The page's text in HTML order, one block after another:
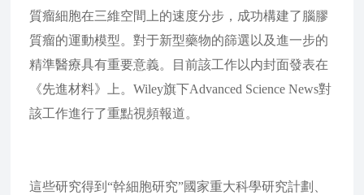
質瘤細胞在三維空間上的速度分步，成功構建了腦膠
質瘤的運動模型。對于新型藥物的篩選以及進一步的
精準醫療具有重要意義。目前該工作以内封面發表在
《先進材料》上。Wiley旗下Advanced Science News對
該工作進行了重點視頻報道。
這些研究得到“幹細胞研究”國家重大科學研究計劃、